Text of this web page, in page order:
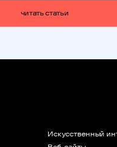
читать статьи
Искусственный